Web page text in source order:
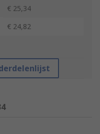
€ 25,34
€ 24,82